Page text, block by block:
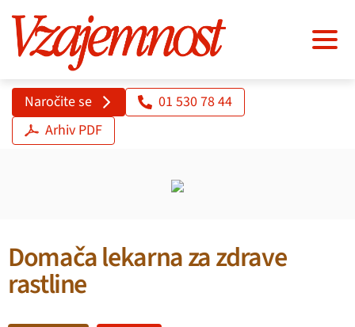
Naročite se
01 530 78 44
Arhiv PDF
Domača lekarna za zdrave
rastline